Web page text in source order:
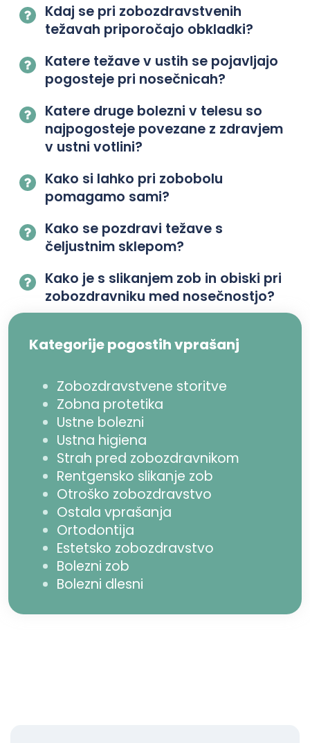
Kdaj se pri zobozdravstvenih
težavah priporočajo obkladki?
Katere težave v ustih se pojavljajo
pogosteje pri nosečnicah?
Katere druge bolezni v telesu so
najpogosteje povezane z zdravjem
v ustni votlini?
Kako si lahko pri zobobolu
pomagamo sami?
Kako se pozdravi težave s
čeljustnim sklepom?
Kako je s slikanjem zob in obiski pri
zobozdravniku med nosečnostjo?
Kategorije pogostih vprašanj
Zobozdravstvene storitve
Zobna protetika
Ustne bolezni
Ustna higiena
Strah pred zobozdravnikom
Rentgensko slikanje zob
Otroško zobozdravstvo
Ostala vprašanja
Ortodontija
Estetsko zobozdravstvo
Bolezni zob
Bolezni dlesni